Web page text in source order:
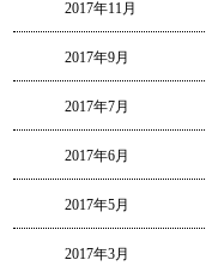
2017年11月
2017年9月
2017年7月
2017年6月
2017年5月
2017年3月